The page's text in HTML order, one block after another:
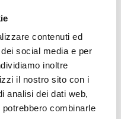
contenuti ed
social media e per
inoltre
il nostro sito con i
analisi dei dati web,
combinarle